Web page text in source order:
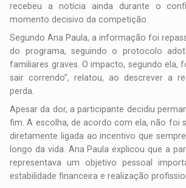
recebeu a notícia ainda durante o
momento decisivo da competição.
Segundo Ana Paula, a informação foi
do programa, seguindo o protocolo
familiares graves. O impacto, segundo ela,
sair correndo”, relatou, ao descrever a
perda.
Apesar da dor, a participante decidiu
fim. A escolha, de acordo com ela, não foi
diretamente ligada ao incentivo que
longo da vida. Ana Paula explicou que a
representava um objetivo pessoal
estabilidade financeira e realização